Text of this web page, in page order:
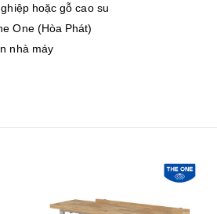
hoặc gỗ cao su
One (Hòa Phát)
nhà máy